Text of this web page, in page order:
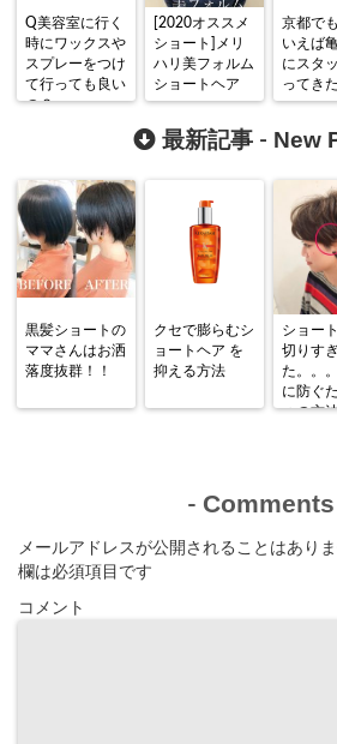
Q美容室に行く
時にワックスや
スプレーをつけ
て行っても良い
の？
[2020オススメ
ショート]メリ
ハリ美フォルム
ショートヘア
京都で
いえば
にスタ
ってき
最新記事 - New
黒髪ショートの
ママさんはお洒
落度抜群！！
クセで膨らむシ
ョートヘア を
抑える方法
ショー
切りす
た。。
に防ぐ
つの方
- Comments
メールアドレスが公開されることはありま
欄は必須項目です
コメント